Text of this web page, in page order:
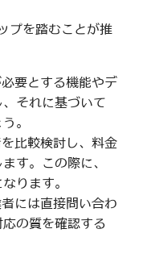
プを踏むことが推
要とする機能やデ
それに基づいて
。
比較検討し、料金
す。この際に、
ります。
には直接問い合わ
の質を確認する